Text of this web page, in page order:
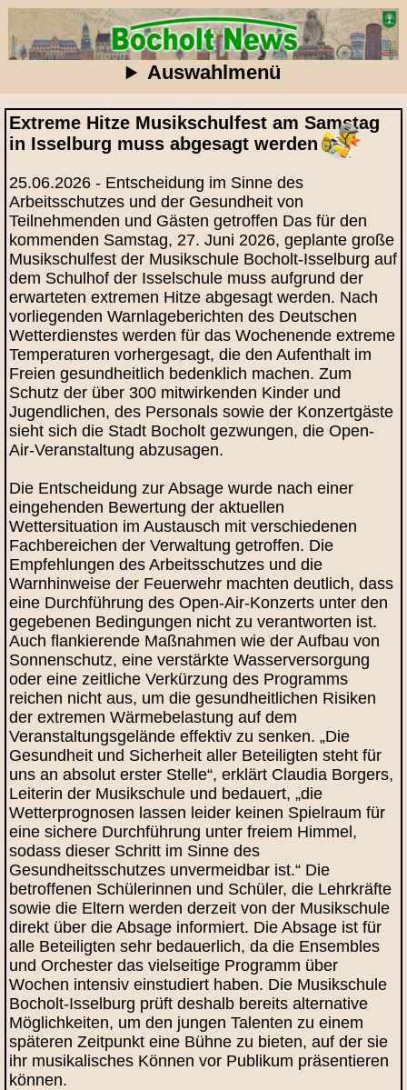
Auswahlmenü
Extreme Hitze Musikschulfest am Samstag
in Isselburg muss abgesagt werden
25.06.2026 - Entscheidung im Sinne des
Arbeitsschutzes und der Gesundheit von
Teilnehmenden und Gästen getroffen Das für den
kommenden Samstag, 27. Juni 2026, geplante große
Musikschulfest der Musikschule Bocholt-Isselburg auf
dem Schulhof der Isselschule muss aufgrund der
erwarteten extremen Hitze abgesagt werden. Nach
vorliegenden Warnlageberichten des Deutschen
Wetterdienstes werden für das Wochenende extreme
Temperaturen vorhergesagt, die den Aufenthalt im
Freien gesundheitlich bedenklich machen. Zum
Schutz der über 300 mitwirkenden Kinder und
Jugendlichen, des Personals sowie der Konzertgäste
sieht sich die Stadt Bocholt gezwungen, die Open-
Air-Veranstaltung abzusagen.
Die Entscheidung zur Absage wurde nach einer
eingehenden Bewertung der aktuellen
Wettersituation im Austausch mit verschiedenen
Fachbereichen der Verwaltung getroffen. Die
Empfehlungen des Arbeitsschutzes und die
Warnhinweise der Feuerwehr machten deutlich, dass
eine Durchführung des Open-Air-Konzerts unter den
gegebenen Bedingungen nicht zu verantworten ist.
Auch flankierende Maßnahmen wie der Aufbau von
Sonnenschutz, eine verstärkte Wasserversorgung
oder eine zeitliche Verkürzung des Programms
reichen nicht aus, um die gesundheitlichen Risiken
der extremen Wärmebelastung auf dem
Veranstaltungsgelände effektiv zu senken. „Die
Gesundheit und Sicherheit aller Beteiligten steht für
uns an absolut erster Stelle“, erklärt Claudia Borgers,
Leiterin der Musikschule und bedauert, „die
Wetterprognosen lassen leider keinen Spielraum für
eine sichere Durchführung unter freiem Himmel,
sodass dieser Schritt im Sinne des
Gesundheitsschutzes unvermeidbar ist.“ Die
betroffenen Schülerinnen und Schüler, die Lehrkräfte
sowie die Eltern werden derzeit von der Musikschule
direkt über die Absage informiert. Die Absage ist für
alle Beteiligten sehr bedauerlich, da die Ensembles
und Orchester das vielseitige Programm über
Wochen intensiv einstudiert haben. Die Musikschule
Bocholt-Isselburg prüft deshalb bereits alternative
Möglichkeiten, um den jungen Talenten zu einem
späteren Zeitpunkt eine Bühne zu bieten, auf der sie
ihr musikalisches Können vor Publikum präsentieren
können.